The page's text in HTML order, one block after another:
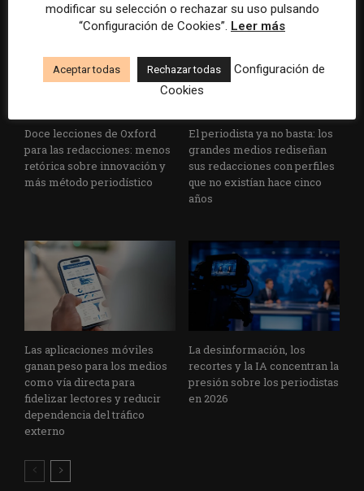
Doce lecciones de Oxford
para las redacciones: menos
retórica sobre innovación y
más método periodístico
El periodista ya no basta: los
grandes medios rediseñan
sus redacciones con perfiles
que no existían hace cinco
años
Las aplicaciones móviles
ganan peso para los medios
como vía directa para
fidelizar lectores y reducir
dependencia del tráfico
externo
La desinformación, los
recortes y la IA concentran la
presión sobre los periodistas
en 2026
modificar su selección o rechazar su uso pulsando
“Configuración de Cookies”. Leer más
Aceptar todas Rechazar todas
Configuración de
Cookies